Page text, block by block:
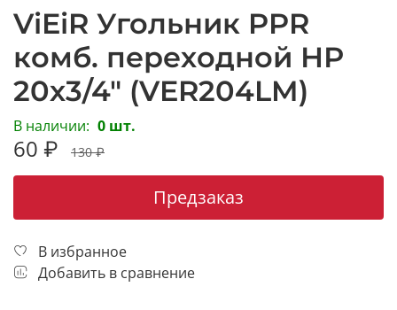
ViEiR Угольник PPR
комб. переходной НР
20х3/4" (VER204LM)
В наличии: 0 шт.
60 ₽ 130 ₽
Предзаказ
В избранное
Добавить в сравнение